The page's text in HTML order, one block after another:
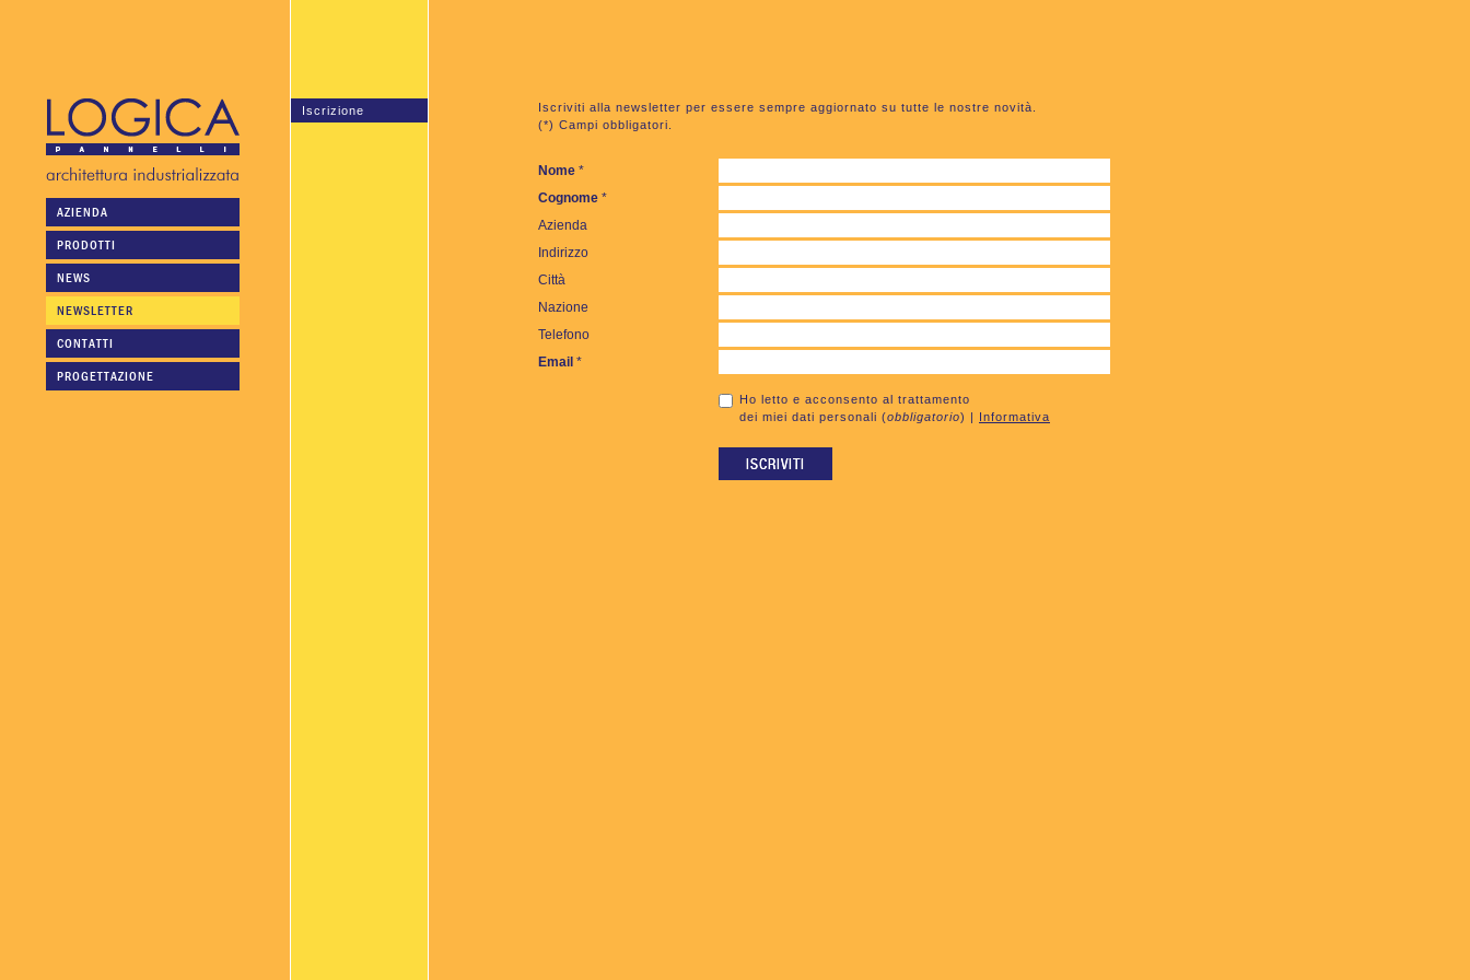
AZIENDA
PRODOTTI
NEWS
NEWSLETTER
CONTATTI
PROGETTAZIONE
Iscrizione
Iscriviti alla newsletter per essere sempre aggiornato su tutte le nostre novità.
(*) Campi obbligatori.
Nome *
Cognome *
Azienda
Indirizzo
Città
Nazione
Telefono
Email *
Ho letto e acconsento al trattamento
dei miei dati personali (obbligatorio) | Informativa
ISCRIVITI